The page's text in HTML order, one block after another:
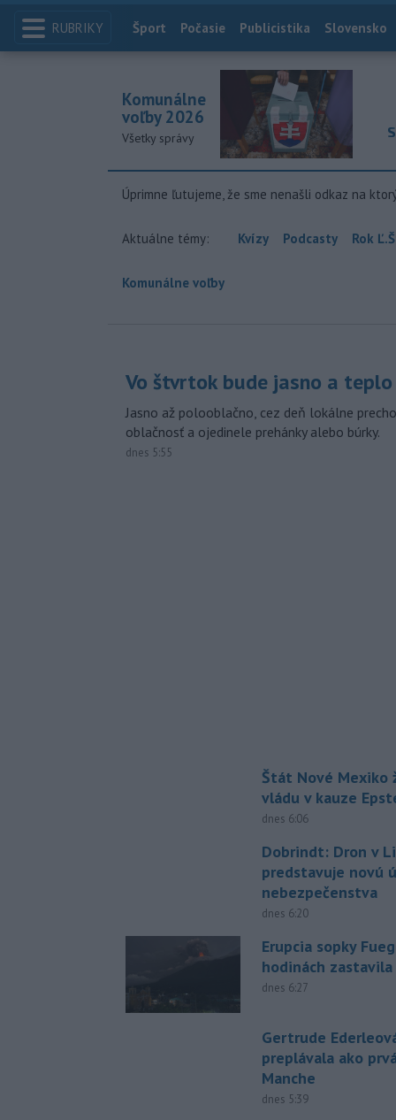
RUBRIKY Index
Šport Počasie Publicistika Slovensko
Komunálne
voľby 2026
Všetky správy
Úprimne ľutujeme, že sme nenašli odkaz na
Aktuálne témy: Kvízy Podcasty Rok
Komunálne voľby
Vo štvrtok bude jasno a teplo
Jasno až polooblačno, cez deň lokálne
oblačnosť a ojedinele prehánky alebo búrky.
dnes 5:55
Štát Nové Mexiko
vládu v kauze
dnes 6:06
Dobrindt: Dron v
predstavuje novú
nebezpečenstva
dnes 6:20
Erupcia sopky
hodinách zastavila
dnes 6:27
Gertrude
preplávala ako
Manche
dnes 5:39